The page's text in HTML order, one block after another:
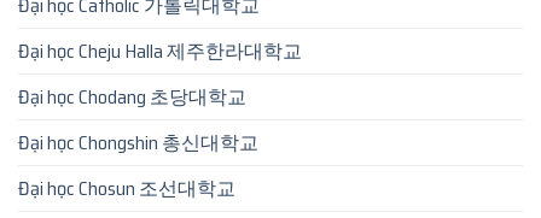
Đại học Cheju Halla 제주한라대학교
Đại học Chodang 초당대학교
Đại học Chongshin 총신대학교
Đại học Chosun 조선대학교